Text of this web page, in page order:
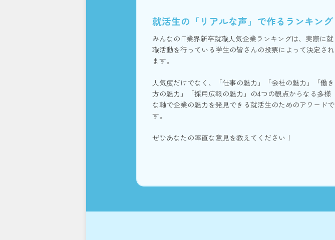
就活生の「リアルな声」で作るランキング
みんなのIT業界新卒就職人気企業ランキングは、実際に就
職活動を行っている学生の皆さんの投票によって決定され
ます。
人気度だけでなく、「仕事の魅力」「会社の魅力」「働き
方の魅力」「採用広報の魅力」の4つの観点からなる多様
な軸で企業の魅力を発見できる就活生のためのアワードで
す。
ぜひあなたの率直な意見を教えてください！